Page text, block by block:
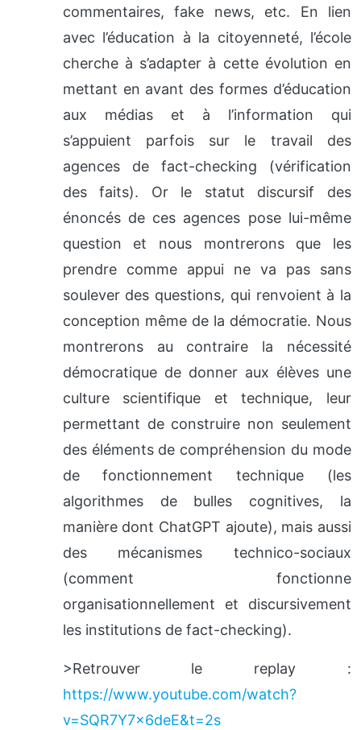
commentaires, fake news, etc. En lien
avec l’éducation à la citoyenneté, l’école
cherche à s’adapter à cette évolution en
mettant en avant des formes d’éducation
aux médias et à l’information qui
s’appuient parfois sur le travail des
agences de fact-checking (vérification
des faits). Or le statut discursif des
énoncés de ces agences pose lui-même
question et nous montrerons que les
prendre comme appui ne va pas sans
soulever des questions, qui renvoient à la
conception même de la démocratie. Nous
montrerons au contraire la nécessité
démocratique de donner aux élèves une
culture scientifique et technique, leur
permettant de construire non seulement
des éléments de compréhension du mode
de fonctionnement technique (les
algorithmes de bulles cognitives, la
manière dont ChatGPT ajoute), mais aussi
des mécanismes technico-sociaux
(comment fonctionne
organisationnellement et discursivement
les institutions de fact-checking).
>Retrouver le replay :
https://www.youtube.com/watch?
v=SQR7Y7x6deE&t=2s